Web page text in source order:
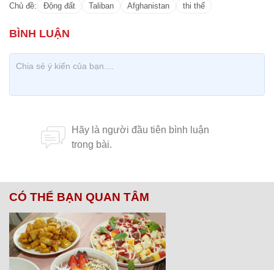
Chủ đề: Động đất Taliban Afghanistan thi thể
CÓ THỂ BẠN QUAN TÂM